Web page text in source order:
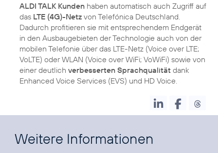
ALDI TALK Kunden haben automatisch auch Zugriff auf
das LTE (4G)-Netz von Telefónica Deutschland.
Dadurch profitieren sie mit entsprechendem Endgerät
in den Ausbaugebieten der Technologie auch von der
mobilen Telefonie über das LTE-Netz (Voice over LTE;
VoLTE) oder WLAN (Voice over WiFi; VoWiFi) sowie von
einer deutlich verbesserten Sprachqualität dank
Enhanced Voice Services (EVS) und HD Voice.
Weitere Informationen